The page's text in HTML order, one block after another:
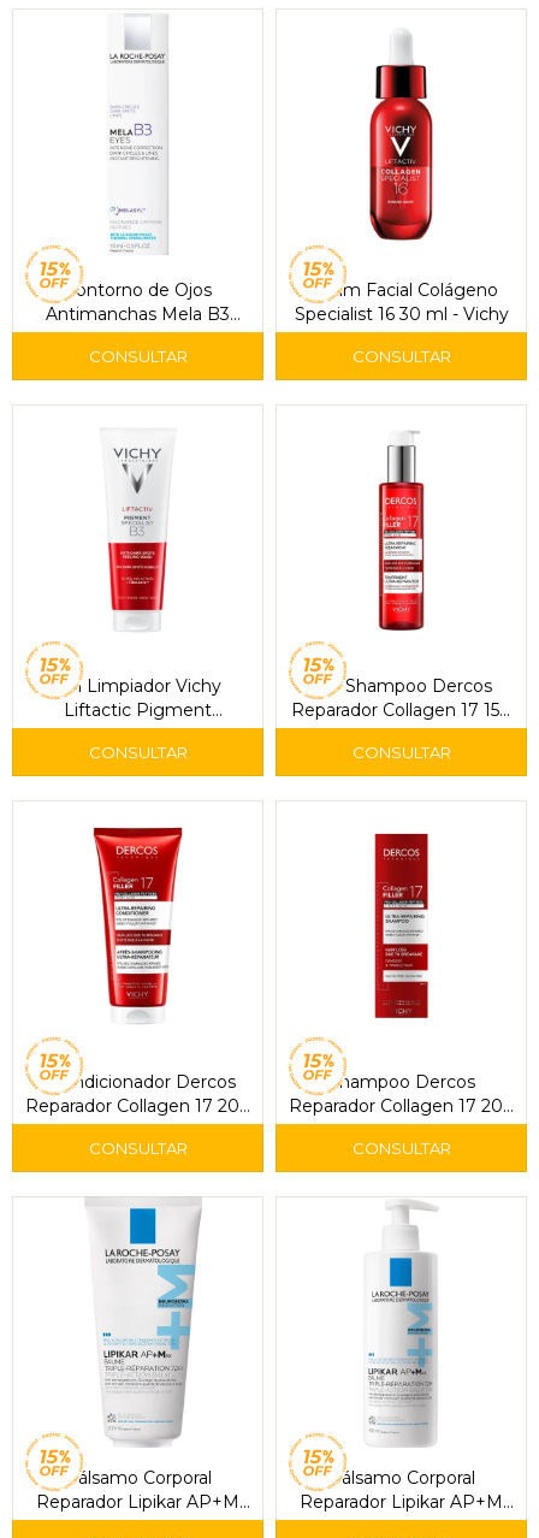
Contorno de Ojos
Antimanchas Mela B3
Eyes 15 ml - La Roche-
Posay
Sérum Facial Colágeno
Specialist 16 30 ml - Vichy
Gel Limpiador Vichy
Liftactic Pigment
Specialist B3 125 ml
Pre Shampoo Dercos
Reparador Collagen 17 150
ml - Vichy
Acondicionador Dercos
Reparador Collagen 17 200
ml - Vichy
Shampoo Dercos
Reparador Collagen 17 200
ml - Vichy
Bálsamo Corporal
Reparador Lipikar AP+M
200 ml - La Roche-Posay
Bálsamo Corporal
Reparador Lipikar AP+M
400 ml - La Roche-Posay